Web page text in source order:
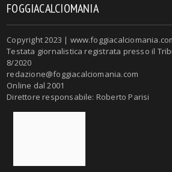
FOGGIACALCIOMANIA
Copyright 2023 |
Testata giornalistica registrata presso il
8/2020
redazione@foggiacalciomania.com
Online dal 2001
Direttore responsabile: Roberto Parisi